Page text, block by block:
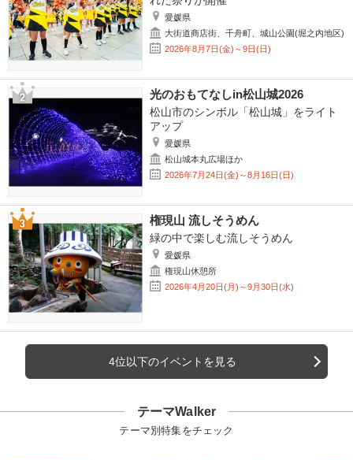
愛媛県
大街道商店街、千舟町、城山公園(堀之内地区)
2026年8月7日(金)～9日(日)
光のおもてなしin松山城2026
松山市のシンボル「松山城」をライト
アップ
愛媛県
松山城本丸広場ほか
2026年7月24日(金)～8月16日(日)
権現山 流しそうめん
緑の中で楽しむ流しそうめん
愛媛県
権現山休憩所
2026年4月20日(月)～9月30日(水)
4位以下のイベントを見る
テーマWalker
テーマ別特集をチェック